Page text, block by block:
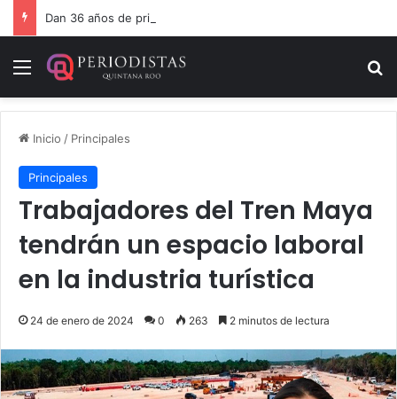
Menú
Inicio / Principales
Principales
Trabajadores del Tren Maya
tendrán un espacio laboral
en la industria turística
24 de enero de 2024 0 263 2 minutos de lectura